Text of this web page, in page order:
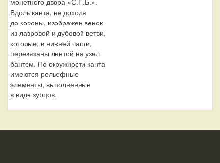
Вдоль канта, не доходя
до короны, изображен венок
из лавровой и дубовой ветви,
которые, в нижней части,
перевязаны лентой на узел
бантом. По окружности канта
имеются рельефные
элементы, выполненные
в виде зубцов.